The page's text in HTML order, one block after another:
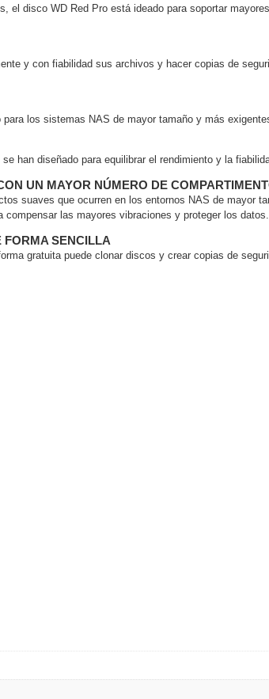
Dash Cams
el disco WD Red Pro está ideado para soportar
y con fiabilidad sus archivos y hacer copias de
los sistemas NAS de mayor tamaño y más
han diseñado para equilibrar el rendimiento y la
UN MAYOR NÚMERO DE
suaves que ocurren en los entornos NAS de mayor
las mayores vibraciones y proteger los datos.
FORMA SENCILLA
gratuita puede clonar discos y crear copias de